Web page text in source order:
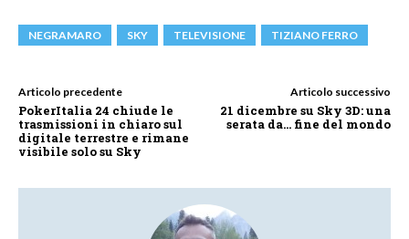
NEGRAMARO SKY TELEVISIONE TIZIANO FERRO
Articolo precedente
PokerItalia 24 chiude le
trasmissioni in chiaro sul
digitale terrestre e rimane
visibile solo su Sky
Articolo successivo
21 dicembre su Sky 3D: una
serata da… fine del mondo